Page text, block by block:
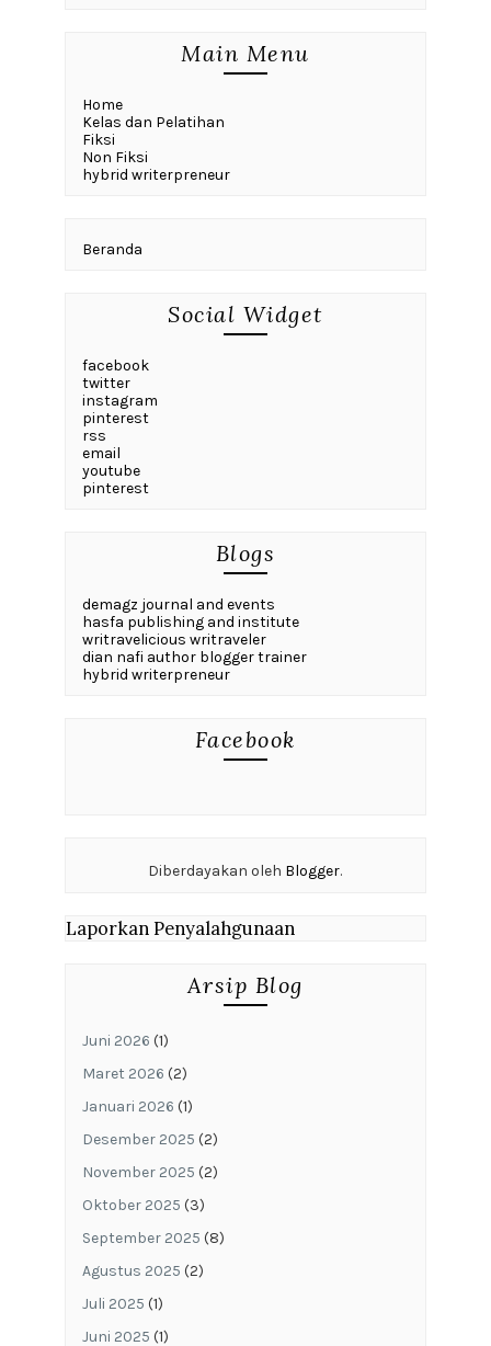
Main Menu
Home
Kelas dan Pelatihan
Fiksi
Non Fiksi
hybrid writerpreneur
Beranda
Social Widget
facebook
twitter
instagram
pinterest
rss
email
youtube
pinterest
Blogs
demagz journal and events
hasfa publishing and institute
writravelicious writraveler
dian nafi author blogger trainer
hybrid writerpreneur
Facebook
Diberdayakan oleh Blogger.
Laporkan Penyalahgunaan
Arsip Blog
Juni 2026 (1)
Maret 2026 (2)
Januari 2026 (1)
Desember 2025 (2)
November 2025 (2)
Oktober 2025 (3)
September 2025 (8)
Agustus 2025 (2)
Juli 2025 (1)
Juni 2025 (1)